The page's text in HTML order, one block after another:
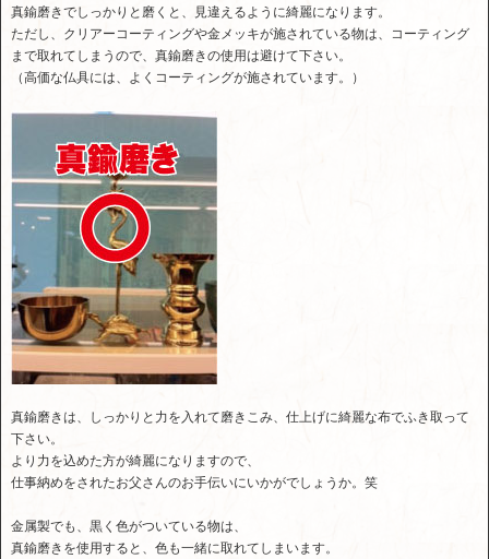
真鍮磨きでしっかりと磨くと、見違えるように綺麗になります。
ただし、クリアーコーティングや金メッキが施されている物は、コーティング
まで取れてしまうので、真鍮磨きの使用は避けて下さい。
（高価な仏具には、よくコーティングが施されています。）
真鍮磨きは、しっかりと力を入れて磨きこみ、仕上げに綺麗な布でふき取って
下さい。
より力を込めた方が綺麗になりますので、
仕事納めをされたお父さんのお手伝いにいかがでしょうか。笑
金属製でも、黒く色がついている物は、
真鍮磨きを使用すると、色も一緒に取れてしまいます。